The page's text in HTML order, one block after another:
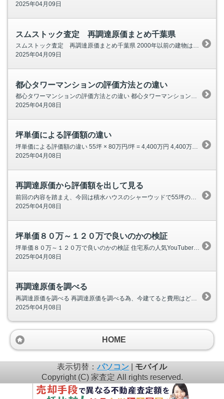
2025年04月09日
スムストック査定 再調達原価まとめ千葉県
スムストック査定 再調達原価まとめ千葉県 2000年以前の建物は坪単価は低め 2000年以降の建物は坪単価７０～１２０万円くらい 次世代省エネ対応物件から坪単価が上がっている感じです。 建物価格 築年 面積 再調達
2025年04月09日
都心タワーマンションの評価方法との違い
都心タワーマンションの評価方法との違い 都心タワーマンションの評価方法は、一般的な戸建て中古住宅の評価方法とは異なる点がいくつかあります。 都心タワーマンション特有の評価要素 希少性と眺望: 都心の一等地にあるタワーマンションは、その立
2025年04月08日
坪単価による評価額の違い
坪単価による評価額の違い 55坪 × 80万円/坪 = 4,400万円 4,400万円（建物本体価格） × 0.6（スケルトン部分の割合） = 2,640万円 2,640万円 × (50年 - 19年) / 50年 = 2,640万円 × 3
2025年04月08日
再調達原価から評価額を出して見る
前回の内容を踏まえ、今回は積水ハウスのシャーウッドで55坪の二世帯住宅を建てた場合の概算費用と、スムストック査定における建物の評価方法について、さらに詳しく解説していきます。ご自身の家の価値をより深く理解するために、ぜひご一読ください。 積水ハウス(シャ
2025年04月08日
坪単価８０万～１２０万で良いのかの検証
坪単価８０万～１２０万で良いのかの検証 住宅系の人気YouTuberである“まかろにお”さんのページで、積水ハウスの坪単価が120万円～150万円と紹介されていました。もしこの情報を基に、55坪の二世帯住宅の建築費用を概算で計算してみると、どのくらい
2025年04月08日
再調達原価を調べる
再調達原価を調べる 再調達原価を調べる為、今建てると費用はどのくらいか？ 生成aiに聞いてみました。 積水ハウスのシャーウッドで55坪の二世帯住宅を建てる場合の値段は、様々な要因によって大きく変動するため、一概に「〇〇円」と断言することは難し
2025年04月08日
HOME
表示切替：パソコン
モバイル
Copyright (C) 家査定 All rights reserved.